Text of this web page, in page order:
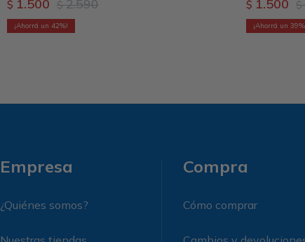
$ 1.500 $ 2.590
42
$ 1.500 $
39
Empresa
¿Quiénes somos?
Compra
Cómo comprar